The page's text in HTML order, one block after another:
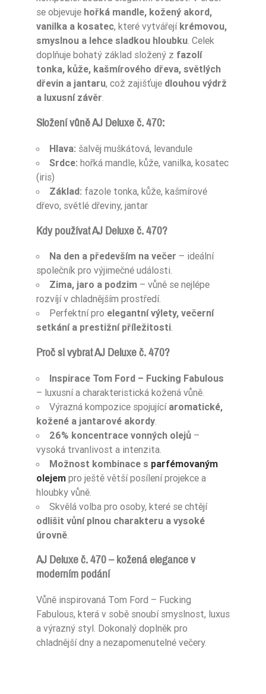
se objevuje hořká mandle, kožený akord,
vanilka a kosatec, které vytvářejí krémovou,
smyslnou a lehce sladkou hloubku. Celek
doplňuje bohatý základ složený z fazolí
tonka, kůže, kašmírového dřeva, světlých
dřevin a jantaru, což zajišťuje dlouhou výdrž
a luxusní závěr.
Složení vůně AJ Deluxe č. 470:
Hlava: šalvěj muškátová, levandule
Srdce: hořká mandle, kůže, vanilka, kosatec
(iris)
Základ: fazole tonka, kůže, kašmírové
dřevo, světlé dřeviny, jantar
Kdy používat AJ Deluxe č. 470?
Na den a především na večer – ideální
společník pro výjimečné události.
Zima, jaro a podzim – vůně se nejlépe
rozvíjí v chladnějším prostředí.
Perfektní pro elegantní výlety, večerní
setkání a prestižní příležitosti.
Proč si vybrat AJ Deluxe č. 470?
Inspirace Tom Ford – Fucking Fabulous
– luxusní a charakteristická kožená vůně.
Výrazná kompozice spojující aromatické,
kožené a jantarové akordy
26% koncentrace vonných olejů –
vysoká trvanlivost a intenzita.
Možnost kombinace s parfémovaným
olejem pro ještě větší posílení projekce a
hloubky vůně.
Skvělá volba pro osoby, které se chtějí
odlišit vůní plnou charakteru a vysoké
úrovně
AJ Deluxe č. 470 – kožená elegance v
moderním podání
Vůně inspirovaná Tom Ford – Fucking
Fabulous, která v sobě snoubí smyslnost, luxus
a výrazný styl. Dokonalý doplněk pro
chladnější dny a nezapomenutelné večery.